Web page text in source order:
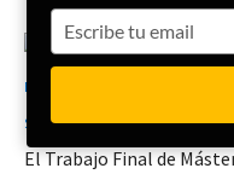
Belén Borreguero
El Trabajo Final de
name
your
email